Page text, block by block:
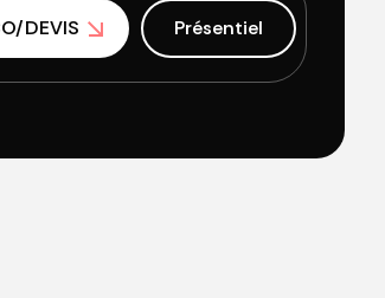
DEVIS Présentiel